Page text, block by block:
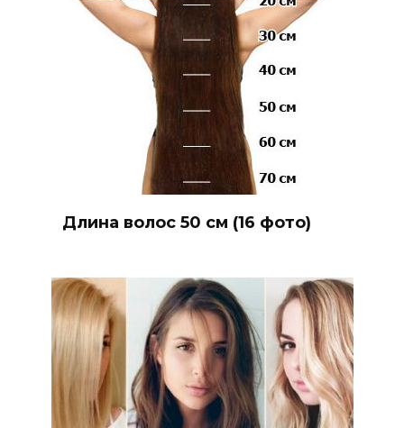
Длина волос 50 см (16 фото)